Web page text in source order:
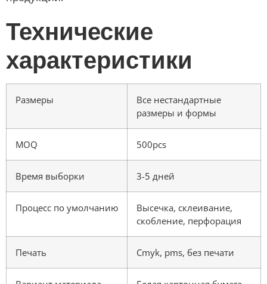
Технические
характеристики
Размеры
Все нестандартные
размеры и формы
MOQ 500pcs
Время выборки 3-5 дней
Процесс по умолчанию
Высечка, склеивание,
скобление, перфорация
Печать Cmyk, pms, без печати